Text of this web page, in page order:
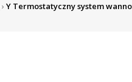
› Y Termostatyczny system